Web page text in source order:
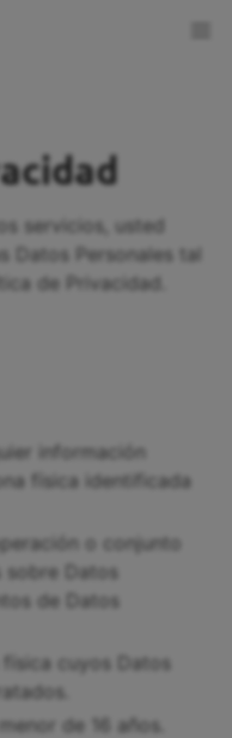
servicios, usted
Datos Personales tal
de Privacidad.
información
física identificada
o conjunto
sobre Datos
de Datos
física cuyos Datos
de 16 años.